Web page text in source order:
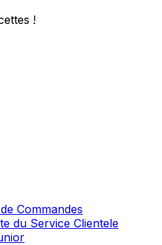
!
Commandes
du Service Clientele